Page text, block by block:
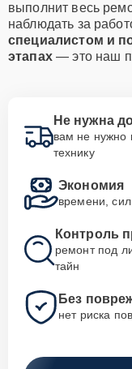
выполнит весь
наблюдать за
специалистом и
этапах— это наш
Не нужна
вам не нужно
технику
Экономия
времени,
Контроль
ремонт под
тайн
Без
нет риска